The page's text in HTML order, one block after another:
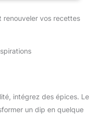
de beurre ou de confiture
GOÛTS : Krisprolls vous
sucres ajoutés,sans
LE CRÉATEUR
de cette catégorie. Le
unique ! Sa liste courte
croustillant inimitable.
renouveler vos recettes
intégrez des épices. Le
un dip en quelque